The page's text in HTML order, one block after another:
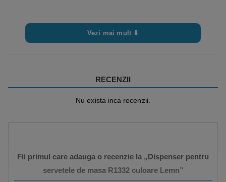
Vezi mai mult ⬇
RECENZII
Nu exista inca recenzii.
Fii primul care adauga o recenzie la „Dispenser pentru
servetele de masa R1332 culoare Lemn”